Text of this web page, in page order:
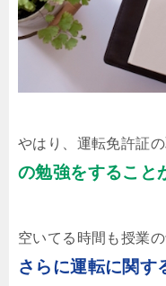
やはり、運転免許証
の勉強をすること
空いてる時間も授業
さらに運転に関す